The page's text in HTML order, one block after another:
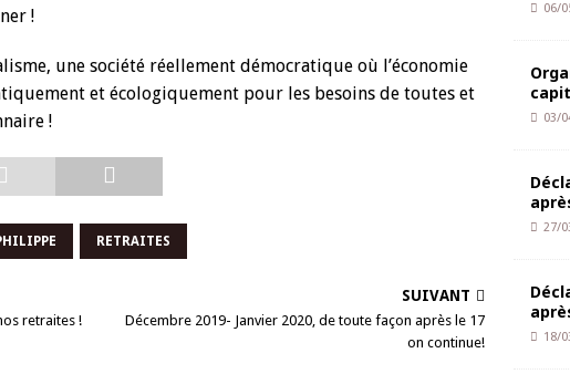
!
une société réellement démocratique où l’économie
et écologiquement pour les besoins de toutes et
!
RETRAITES
retraites !
SUIVANT
Décembre 2019- Janvier 2020, de toute façon après le 17
on continue!
06/
03/
27/
18/